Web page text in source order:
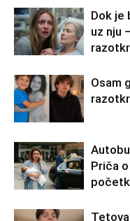
Dok je
uz nju
Osam
Priča